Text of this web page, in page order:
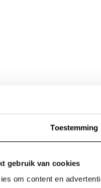
Toestemming
gebruik van cookies
om content en